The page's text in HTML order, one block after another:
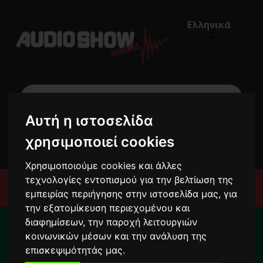
Αυτή η ιστοσελίδα
χρησιμοποιεί cookies
Χρησιμοποιούμε cookies και άλλες
τεχνολογίες εντοπισμού για την βελτίωση της
εμπειρίας περιήγησης στην ιστοσελίδα μας, για
την εξατομίκευση περιεχομένου και
διαφημίσεων, την παροχή λειτουργιών
κοινωνικών μέσων και την ανάλυση της
επισκεψιμότητάς μας.
Ελληνικά
0 €0,00
Μενού
Για το διάστημα από 10/8 ως 24/8 οι
παραγγελίες σας ενδέχεται να
καθυστερήσουν !